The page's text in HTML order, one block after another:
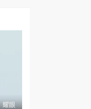
耀眼